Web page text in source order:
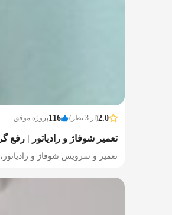
2.0(از 3 نظر) 116پروژه موفق
تعمیر شوفاژ و رادیاتور |
تعمیر و سرویس شوفاژ و